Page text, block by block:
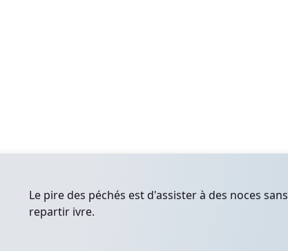
Le pire des péchés est d'assister à des noces sans
repartir ivre.